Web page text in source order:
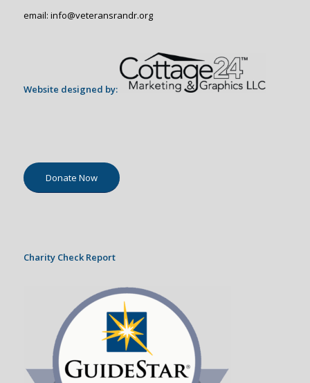
email: info@veteransrandr.org
Website designed by:
Donate Now
Charity Check Report